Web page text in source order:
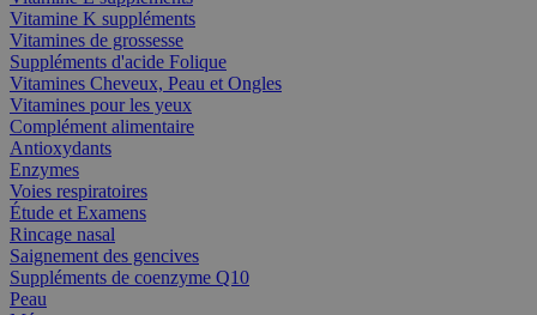
Vitamine K suppléments
Vitamines de grossesse
Suppléments d'acide Folique
Vitamines Cheveux, Peau et Ongles
Vitamines pour les yeux
Complément alimentaire
Antioxydants
Enzymes
Voies respiratoires
Étude et Examens
Rincage nasal
Saignement des gencives
Suppléments de coenzyme Q10
Peau